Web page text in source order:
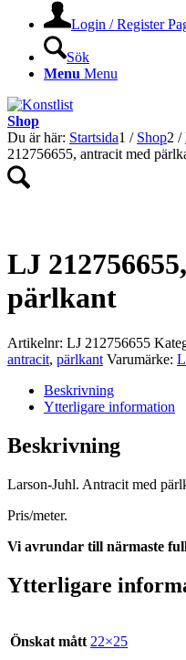
Login / Register
Sök
Menu Menu
Shop
Du är här: Startsida1 / Shop2 /
212756655, antracit med
LJ
pärlkant
Artikelnr: LJ 212756655
antracit, pärlkant Varumärke:
Beskrivning
Ytterligare information
Beskrivning
Larson-Juhl. Antracit med
Pris/meter.
Vi avrundar till närmaste
Ytterligare
Önskat mått 22×25